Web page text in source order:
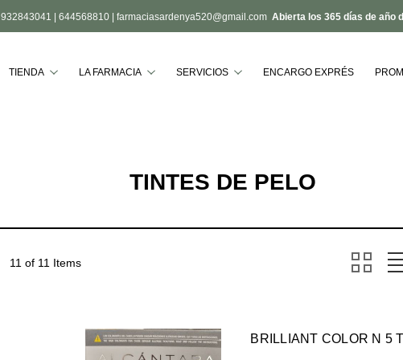
932843041 | 644568810 | farmaciasardenya520@gmail.com Abierta los 365 días de año
TIENDA LA FARMACIA SERVICIOS ENCARGO EXPRÉS
TINTES DE PELO
11 of 11 Items
BRILLIANT COLOR N 5